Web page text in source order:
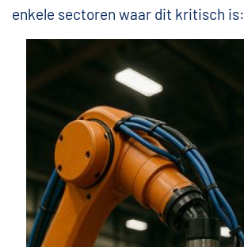
enkele sectoren waar dit kritisch is: